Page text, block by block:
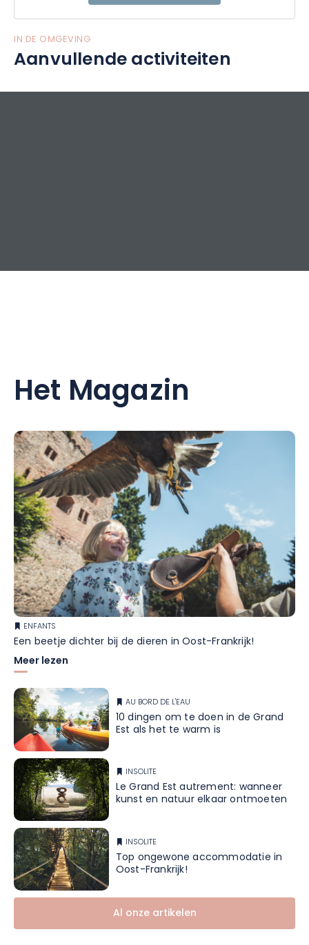
IN DE OMGEVING
Aanvullende activiteiten
Het Magazin
ENFANTS
Een beetje dichter bij de dieren in Oost-Frankrijk!
Meer lezen
AU BORD DE L'EAU
10 dingen om te doen in de Grand
Est als het te warm is
INSOLITE
Le Grand Est autrement: wanneer
kunst en natuur elkaar ontmoeten
INSOLITE
Top ongewone accommodatie in
Oost-Frankrijk!
Al onze artikelen